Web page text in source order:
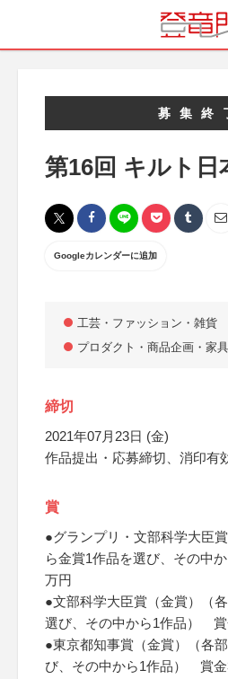
募集終
第16回 キルト日
Googleカレンダーに追加
工芸・ファッション・雑貨
プロダクト・商品企画・家具
締切
2021年07月23日 (金)
作品提出・応募締切、消印有
賞
●グランプリ・文部科学大臣
ら金賞1作品を選び、その中
万円
●文部科学大臣賞（金賞）（
選び、その中から1作品） 賞
●東京都知事賞（金賞）（各
び、その中から1作品） 賞金